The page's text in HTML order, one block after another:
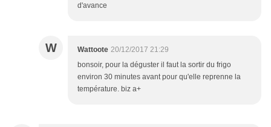
d'avance
W Wattoote 20/12/2017 21:29
bonsoir, pour la déguster il faut la sortir du frigo
environ 30 minutes avant pour qu'elle reprenne la
température. biz a+